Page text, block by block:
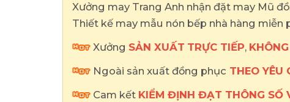
Xưởng may Trang Anh nhận đặt may Mũ
Thiết kế may mẫu nón bếp nhà hàng miễn
Xưởng SẢN XUẤT TRỰC TIẾP, KHÔNG
Ngoài sản xuất đồng phục THEO YÊU
Cam kết KIỂM ĐỊNH ĐẠT THÔNG SỐ